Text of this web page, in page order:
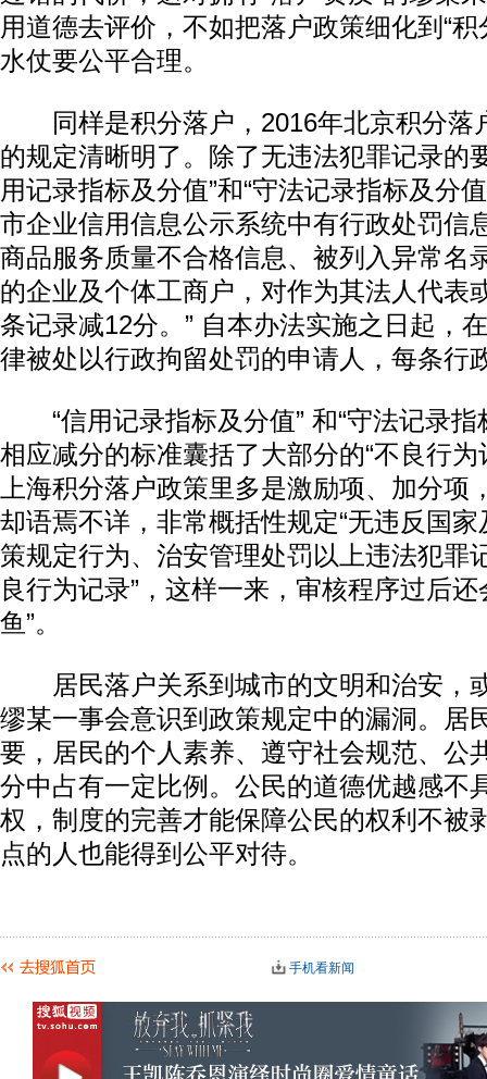
用道德去评价，不如把落户政策细化到“
水仗要公平合理。
同样是积分落户，2016年北京积分落
的规定清晰明了。除了无违法犯罪记录的
用记录指标及分值”和“守法记录指标及分
市企业信用信息公示系统中有行政处罚信
商品服务质量不合格信息、被列入异常名
的企业及个体工商户，对作为其法人代表
条记录减12分。” 自本办法实施之日起，
律被处以行政拘留处罚的申请人，每条行
“信用记录指标及分值” 和“守法记录指
相应减分的标准囊括了大部分的“不良行为
上海积分落户政策里多是激励项、加分项
却语焉不详，非常概括性规定“无违反国
策规定行为、治安管理处罚以上违法犯罪
良行为记录”，这样一来，审核程序过后
鱼”。
居民落户关系到城市的文明和治安，
缪某一事会意识到政策规定中的漏洞。居
要，居民的个人素养、遵守社会规范、公
分中占有一定比例。公民的道德优越感不
权，制度的完善才能保障公民的权利不被
点的人也能得到公平对待。
手机看新闻